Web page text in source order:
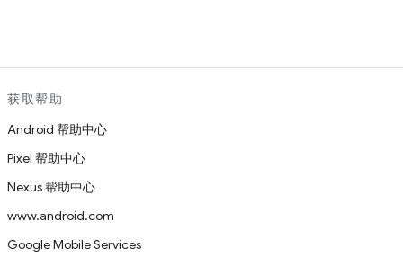
获取帮助
Android 帮助中心
Pixel 帮助中心
Nexus 帮助中心
www.android.com
Google Mobile Services